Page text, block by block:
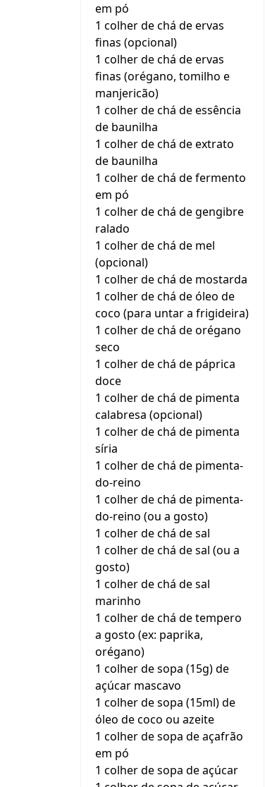
em pó
1 colher de chá de ervas
finas (opcional)
1 colher de chá de ervas
finas (orégano, tomilho e
manjericão)
1 colher de chá de essência
de baunilha
1 colher de chá de extrato
de baunilha
1 colher de chá de fermento
em pó
1 colher de chá de gengibre
ralado
1 colher de chá de mel
(opcional)
1 colher de chá de mostarda
1 colher de chá de óleo de
coco (para untar a frigideira)
1 colher de chá de orégano
seco
1 colher de chá de páprica
doce
1 colher de chá de pimenta
calabresa (opcional)
1 colher de chá de pimenta
síria
1 colher de chá de pimenta-
do-reino
1 colher de chá de pimenta-
do-reino (ou a gosto)
1 colher de chá de sal
1 colher de chá de sal (ou a
gosto)
1 colher de chá de sal
marinho
1 colher de chá de tempero
a gosto (ex: paprika,
orégano)
1 colher de sopa (15g) de
açúcar mascavo
1 colher de sopa (15ml) de
óleo de coco ou azeite
1 colher de sopa de açafrão
em pó
1 colher de sopa de açúcar